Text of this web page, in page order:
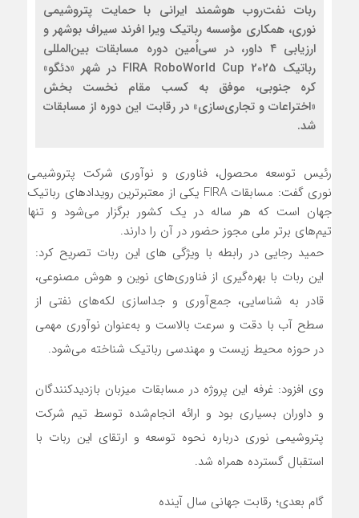
ربات نفت‌روب هوشمند ایرانی با حمایت پتروشیمی
نوری، همکاری مؤسسه رباتیک ویرا افرند سیراف بوشهر و
ارزیابی ۴ داور، در سی‌اُمین دوره مسابقات بین‌المللی
رباتیک FIRA RoboWorld Cup 2025 در شهر «دئگو»
کره جنوبی، موفق به کسب مقام نخست بخش
«اختراعات و تجاری‌سازی» در رقابت این دوره از مسابقات
شد.
رئیس توسعه محصول، فناوری و نوآوری شرکت پتروشیمی
نوری گفت: مسابقات FIRA یکی از معتبرترین رویدادهای رباتیک
جهان است که هر ساله در یک کشور برگزار می‌شود و تنها
تیم‌های برتر ملی مجوز حضور در آن را دارند.
حمید رجایی در رابطه با ویژگی های این ربات تصریح کرد:
این ربات با بهره‌گیری از فناوری‌های نوین و هوش مصنوعی،
قادر به شناسایی، جمع‌آوری و جداسازی لکه‌های نفتی از
سطح آب با دقت و سرعت بالاست و به‌عنوان نوآوری مهمی
در حوزه محیط زیست و مهندسی رباتیک شناخته می‌شود.
وی افزود: غرفه این پروژه در مسابقات میزبان بازدیدکنندگان
و داوران بسیاری بود و ارائه انجام‌شده توسط تیم شرکت
پتروشیمی نوری درباره نحوه توسعه و ارتقای این ربات با
استقبال گسترده همراه شد.
گام بعدی؛ رقابت جهانی سال آینده